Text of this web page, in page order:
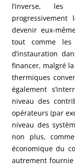
l’inverse,
devenir eux-
tout comme
d’instauration
financer, malgré
thermiques
également
niveau des
opérateurs (par
niveau des
non plus,
économique du
autrement fournie